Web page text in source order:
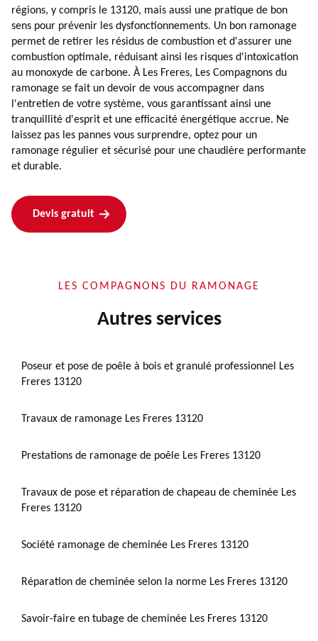
régions, y compris le 13120, mais aussi une pratique de bon
sens pour prévenir les dysfonctionnements. Un bon ramonage
permet de retirer les résidus de combustion et d'assurer une
combustion optimale, réduisant ainsi les risques d'intoxication
au monoxyde de carbone. À Les Freres, Les Compagnons du
ramonage se fait un devoir de vous accompagner dans
l'entretien de votre système, vous garantissant ainsi une
tranquillité d'esprit et une efficacité énergétique accrue. Ne
laissez pas les pannes vous surprendre, optez pour un
ramonage régulier et sécurisé pour une chaudière performante
et durable.
Devis gratuit
LES COMPAGNONS DU RAMONAGE
Autres services
Poseur et pose de poêle à bois et granulé professionnel Les
Freres 13120
Travaux de ramonage Les Freres 13120
Prestations de ramonage de poêle Les Freres 13120
Travaux de pose et réparation de chapeau de cheminée Les
Freres 13120
Société ramonage de cheminée Les Freres 13120
Réparation de cheminée selon la norme Les Freres 13120
Savoir-faire en tubage de cheminée Les Freres 13120